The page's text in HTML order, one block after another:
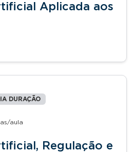
Aplicada aos
DURAÇÃO
aula
Regulação e